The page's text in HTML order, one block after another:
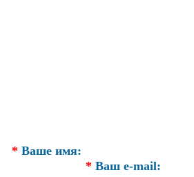
* Ваше имя:
* Ваш e-mail: